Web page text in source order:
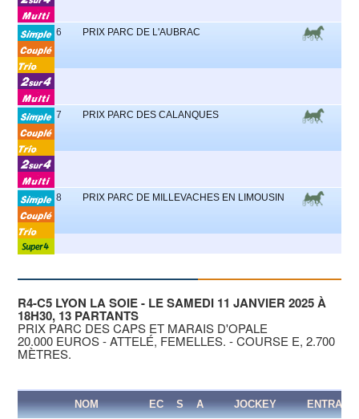
6 PRIX PARC DE L'AUBRAC
7 PRIX PARC DES CALANQUES
8 PRIX PARC DE MILLEVACHES EN LIMOUSIN
R4-C5 LYON LA SOIE - LE SAMEDI 11 JANVIER 2025 À
18H30, 13 PARTANTS
PRIX PARC DES CAPS ET MARAIS D'OPALE
20.000 EUROS - ATTELÉ, FEMELLES. - COURSE E, 2.700
MÈTRES.
NOM EC S A JOCKEY